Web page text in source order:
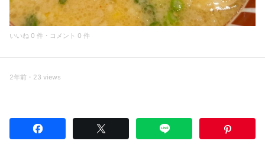
いいね 0 件・コメント 0 件
2年前・23 views